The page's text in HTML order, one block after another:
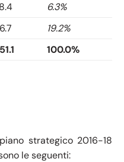
6.3%
19.2%
100.0%
strategico 2016-18
le seguenti: